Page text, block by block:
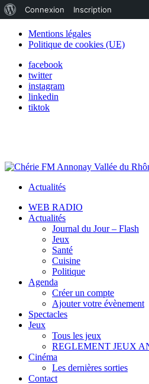
Mentions légales
Politique de cookies (UE)
facebook
twitter
instagram
linkedin
tiktok
Actualités
WEB RADIO
Actualités
Journal du Jour – Flash
Jeux
Santé
Cuisine
Politique
Agenda
Créer un compte
Ajouter votre évènement
Spectacles
Jeux
Tous les jeux
REGLEMENT JEUX
Cinéma
Les dernières sorties
Contact
de
WordPress
Connexion Inscription